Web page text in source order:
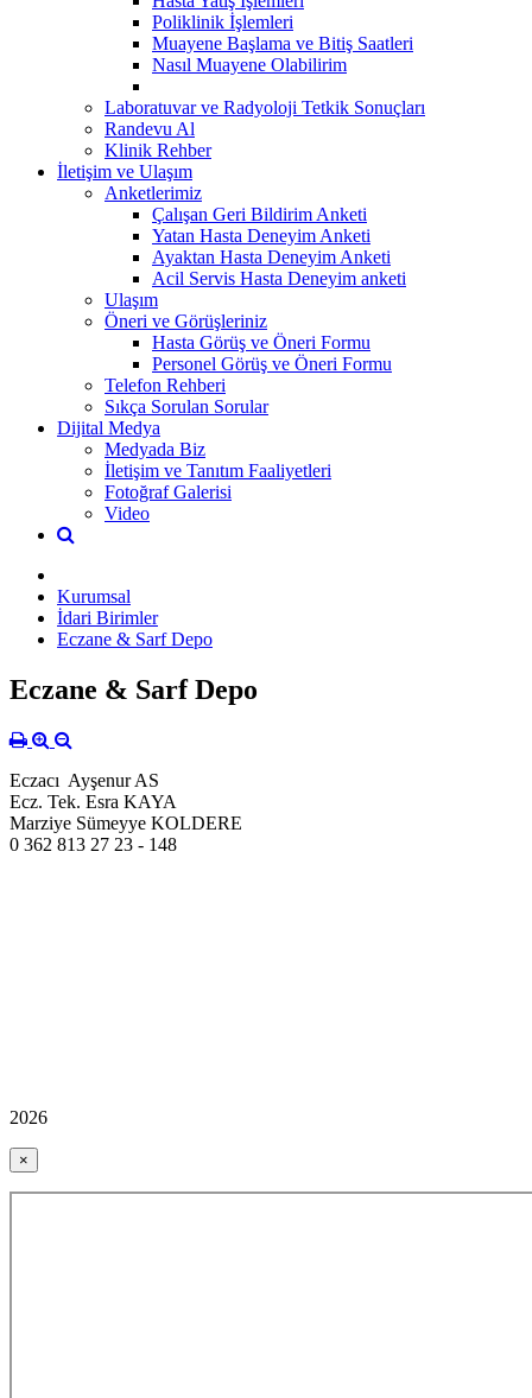
Poliklinik İşlemleri
Muayene Başlama ve Bitiş Saatleri
Nasıl Muayene Olabilirim
Laboratuvar ve Radyoloji Tetkik Sonuçları
Randevu Al
Klinik Rehber
İletişim ve Ulaşım
Anketlerimiz
Çalışan Geri Bildirim Anketi
Yatan Hasta Deneyim Anketi
Ayaktan Hasta Deneyim Anketi
Acil Servis Hasta Deneyim anketi
Ulaşım
Öneri ve Görüşleriniz
Hasta Görüş ve Öneri Formu
Personel Görüş ve Öneri Formu
Telefon Rehberi
Sıkça Sorulan Sorular
Dijital Medya
Medyada Biz
İletişim ve Tanıtım Faaliyetleri
Fotoğraf Galerisi
Video
Kurumsal
İdari Birimler
Eczane & Sarf Depo
Eczane & Sarf Depo
Eczacı Ayşenur AS
Ecz. Tek. Esra KAYA
Marziye Sümeyye KOLDERE
0 362 813 27 23 - 148
2026
×